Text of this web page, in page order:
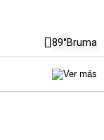
89°Bruma